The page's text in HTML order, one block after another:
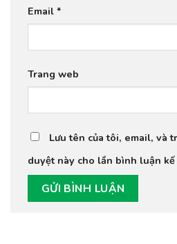
Email *
Trang web
Lưu tên của tôi, email, và
duyệt này cho lần bình luận